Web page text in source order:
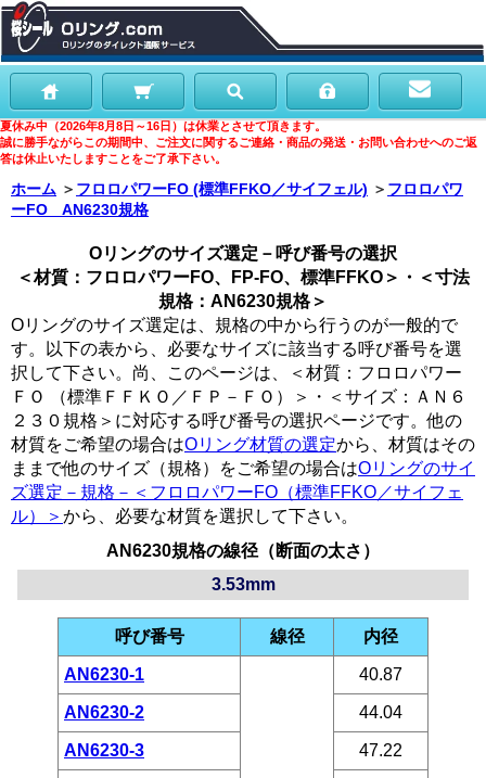
夏休み中（2026年8月8日～16日）は休業とさせて頂きます。
誠に勝手ながらこの期間中、ご注文に関するご連絡・商品の発送・お問い合わせへのご返
答は休止いたしますことをご了承下さい。
ホーム ＞ フロロパワーFO (標準FFKO／サイフェル) ＞ フロロパワ
ーFO AN6230規格
Oリングのサイズ選定－呼び番号の選択
＜材質：フロロパワーFO、FP-FO、標準FFKO＞・＜寸法
規格：AN6230規格＞
Oリングのサイズ選定は、規格の中から行うのが一般的で
す。以下の表から、必要なサイズに該当する呼び番号を選
択して下さい。尚、このページは、＜材質：フロロパワー
ＦＯ （標準ＦＦＫＯ／ＦＰ－ＦＯ）＞・＜サイズ：ＡＮ６
２３０規格＞に対応する呼び番号の選択ページです。他の
材質をご希望の場合はOリング材質の選定から、材質はその
ままで他のサイズ（規格）をご希望の場合はOリングのサイ
ズ選定－規格－＜フロロパワーFO（標準FFKO／サイフェ
ル）＞ から、必要な材質を選択して下さい。
AN6230規格の線径（断面の太さ）
3.53mm
呼び番号 線径 内径
AN6230-1 40.87
AN6230-2 44.04
AN6230-3 47.22